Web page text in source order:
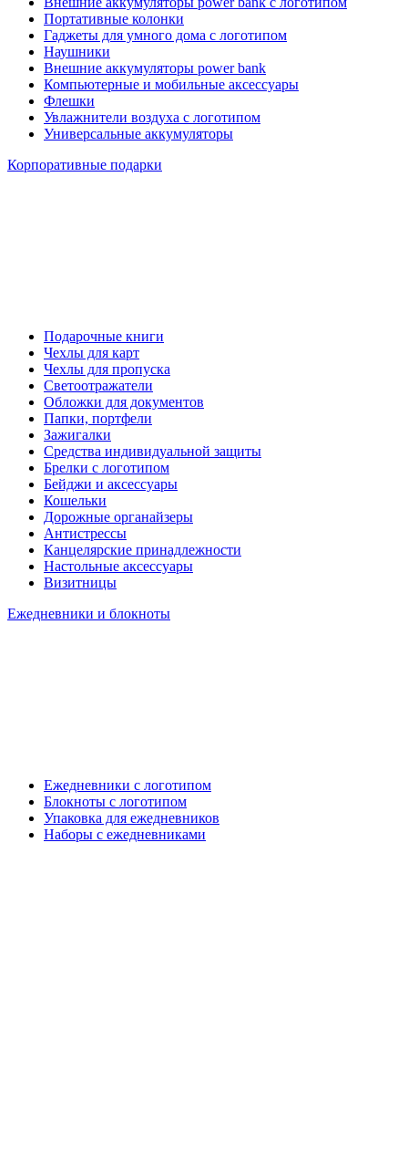
Портативные колонки
Гаджеты для умного дома с логотипом
Наушники
Внешние аккумуляторы power bank
Компьютерные и мобильные аксессуары
Флешки
Увлажнители воздуха с логотипом
Универсальные аккумуляторы
Корпоративные подарки
Подарочные книги
Чехлы для карт
Чехлы для пропуска
Светоотражатели
Обложки для документов
Папки, портфели
Зажигалки
Средства индивидуальной защиты
Брелки с логотипом
Бейджи и аксессуары
Кошельки
Дорожные органайзеры
Антистрессы
Канцелярские принадлежности
Настольные аксессуары
Визитницы
Ежедневники и блокноты
Ежедневники с логотипом
Блокноты с логотипом
Упаковка для ежедневников
Наборы с ежедневниками